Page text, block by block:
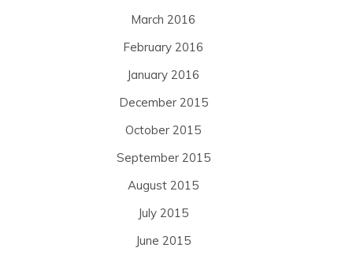
March 2016
February 2016
January 2016
December 2015
October 2015
September 2015
August 2015
July 2015
June 2015